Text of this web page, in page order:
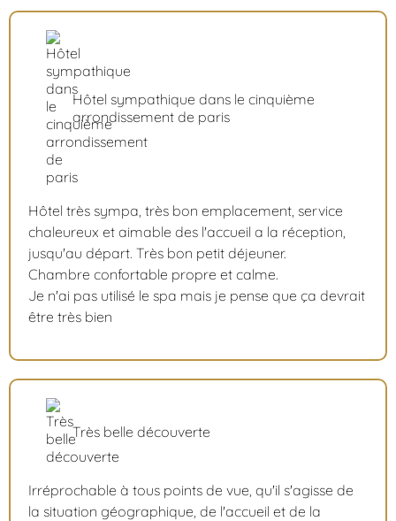
Hôtel sympathique dans le cinquième
arrondissement de paris
Hôtel très sympa, très bon emplacement, service
chaleureux et aimable des l'accueil a la réception,
jusqu'au départ. Très bon petit déjeuner.
Chambre confortable propre et calme.
Je n'ai pas utilisé le spa mais je pense que ça devrait
être très bien
Très belle découverte
Irréprochable à tous points de vue, qu'il s'agisse de
la situation géographique, de l'accueil et de la